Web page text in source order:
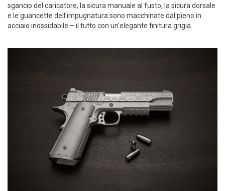
sgancio del caricatore, la sicura manuale al fusto, la sicura dorsale
e le guancette dell'impugnatura sono macchinate dal pieno in
acciaio inossidabile – il tutto con un'elegante finitura grigia.